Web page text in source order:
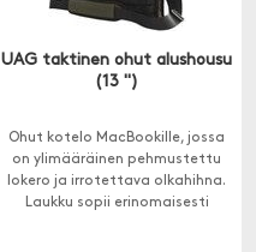
UAG taktinen ohut alushousu
(13 ")
Ohut kotelo MacBookille, jossa
on ylimääräinen pehmustettu
lokero ja irrotettava olkahihna.
Laukku sopii erinomaisesti